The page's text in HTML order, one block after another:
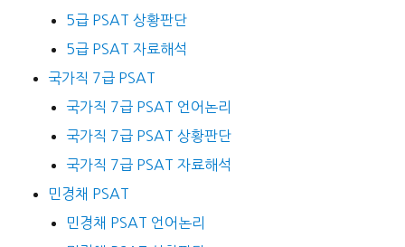
5급 PSAT 상황판단
5급 PSAT 자료해석
국가직 7급 PSAT
국가직 7급 PSAT 언어논리
국가직 7급 PSAT 상황판단
국가직 7급 PSAT 자료해석
민경채 PSAT
민경채 PSAT 언어논리